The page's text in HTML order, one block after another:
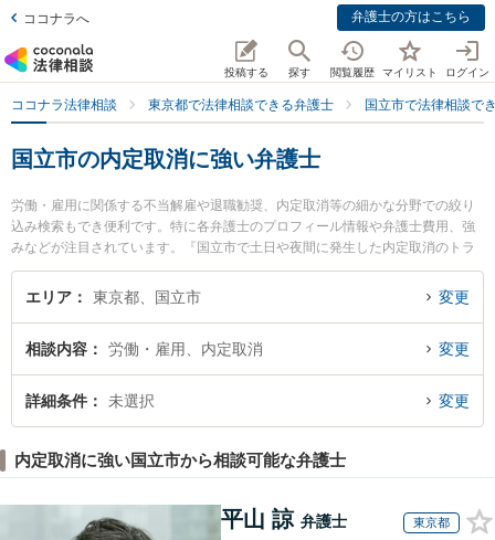
ココナラへ 弁護士の方はこちら
投稿する 探す 閲覧履歴 マイリスト ログイン
ココナラ法律相談 東京都で法律相談できる弁護士 国立市で法律相談で
国立市の内定取消に強い弁護士
労働・雇用に関係する不当解雇や退職勧奨、内定取消等の細かな分野での絞り
込み検索もでき便利です。特に各弁護士のプロフィール情報や弁護士費用、強
みなどが注目されています。『国立市で土日や夜間に発生した内定取消のトラ
ブルを今すぐに弁護士に相談したい』『内定取消のトラブル解決の実績豊富な
近くの弁護士を検索したい』『初回相談無料で内定取消を法律相談できる国立
エリア 東京都、国立市 変更
相談内容 労働・雇用、内定取消 変更
詳細条件 未選択 変更
内定取消に強い国立市から相談可能な弁護士
平山 諒 弁護士 東京都